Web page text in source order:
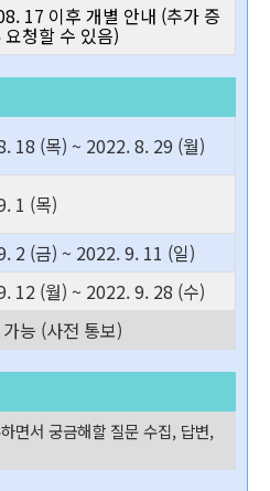
17 이후 개별 안내 (추가 증
요청할 수 있음)
18 (목) ~ 2022. 8. 29 (월)
1 (목)
2 (금) ~ 2022. 9. 11 (일)
12 (월) ~ 2022. 9. 28 (수)
능 (사전 통보)
면서 궁금해할 질문 수집, 답변,